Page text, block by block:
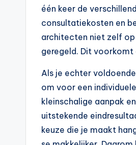
één keer de
consultatiekosten en
architecten niet zelf
geregeld. Dit voorkomt
Als je echter
om voor een
kleinschalige aanpak
uitstekende
keuze die je maakt